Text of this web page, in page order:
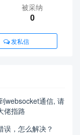
被采纳
0
发私信
websocket通信, 请
佬指路
误，怎么解决？